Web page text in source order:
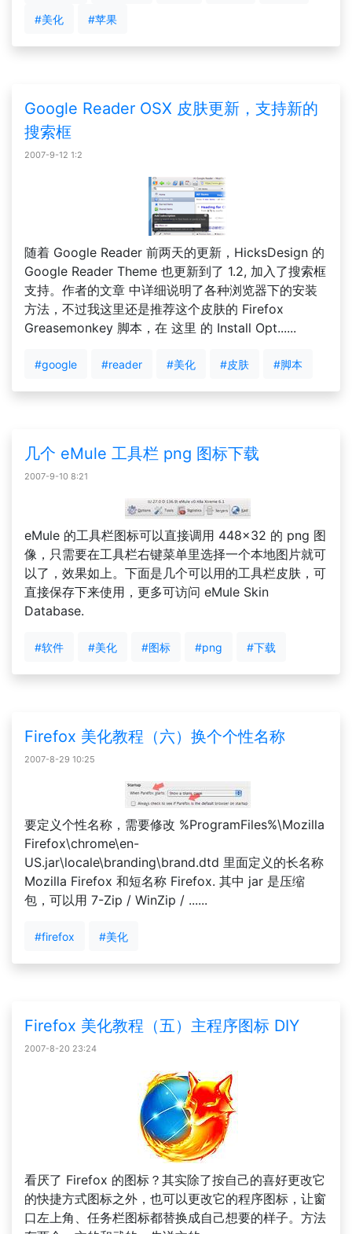
#美化 #苹果
Google Reader OSX 皮肤更新，支持新的
搜索框
2007-9-12 1:2
随着 Google Reader 前两天的更新，HicksDesign 的
Google Reader Theme 也更新到了 1.2, 加入了搜索框
支持。作者的文章 中详细说明了各种浏览器下的安装
方法，不过我这里还是推荐这个皮肤的 Firefox
Greasemonkey 脚本，在 这里 的 Install Opt......
#google #reader #美化 #皮肤 #脚本
几个 eMule 工具栏 png 图标下载
2007-9-10 8:21
eMule 的工具栏图标可以直接调用 448×32 的 png 图
像，只需要在工具栏右键菜单里选择一个本地图片就可
以了，效果如上。下面是几个可以用的工具栏皮肤，可
直接保存下来使用，更多可访问 eMule Skin
Database.
#软件 #美化 #图标 #png #下载
Firefox 美化教程（六）换个个性名称
2007-8-29 10:25
要定义个性名称，需要修改 %ProgramFiles%\Mozilla
Firefox\chrome\en-
US.jar\locale\branding\brand.dtd 里面定义的长名称
Mozilla Firefox 和短名称 Firefox. 其中 jar 是压缩
包，可以用 7-Zip / WinZip / ......
#firefox #美化
Firefox 美化教程（五）主程序图标 DIY
2007-8-20 23:24
看厌了 Firefox 的图标？其实除了按自己的喜好更改它
的快捷方式图标之外，也可以更改它的程序图标，让窗
口左上角、任务栏图标都替换成自己想要的样子。方法